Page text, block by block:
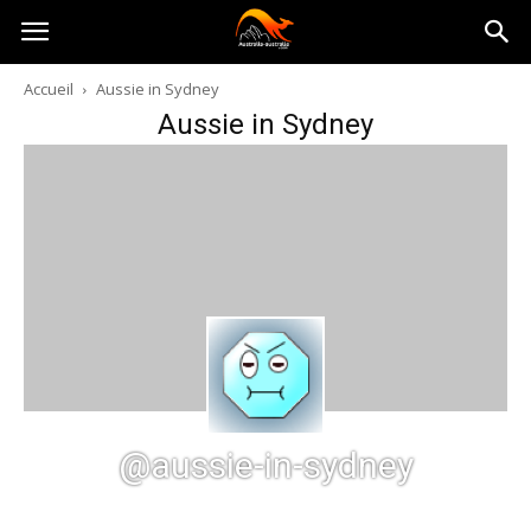
Australia-
australie.com
Accueil Aussie in Sydney
Aussie in Sydney
@aussie-in-sydney